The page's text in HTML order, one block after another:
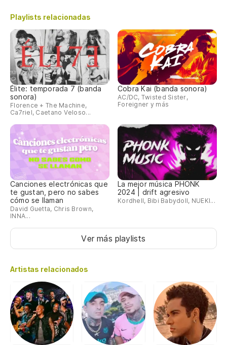
Playlists relacionadas
Élite: temporada 7 (banda
sonora)
Florence + The Machine,
Ca7riel, Caetano Veloso...
Cobra Kai (banda sonora)
AC/DC, Twisted Sister,
Foreigner y más
Canciones electrónicas que
te gustan, pero no sabes
cómo se llaman
David Guetta, Chris Brown,
INNA...
La mejor música PHONK
2024 | drift agresivo
Kordhell, Bibi Babydoll, NUEKI...
Ver más playlists
Artistas relacionados